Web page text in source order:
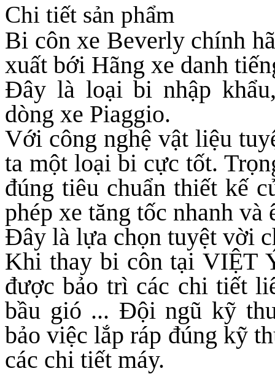
Chi tiết sản phẩm
Bi côn xe Beverly chính
xuất bới Hãng xe danh
Đây là loại bi nhập
dòng xe Piaggio.
Với công nghệ vật liệu
ta một loại bi cực tốt.
đúng tiêu chuẩn thiết kế
phép xe tăng tốc nhanh và
Đây là lựa chọn tuyệt vời
Khi thay bi côn tạiVIỆT
được bảo trì các chi tiết
bầu gió ... Đội ngũ kỹ
bảo việc lắp ráp đúng kỹ
các chi tiết máy.